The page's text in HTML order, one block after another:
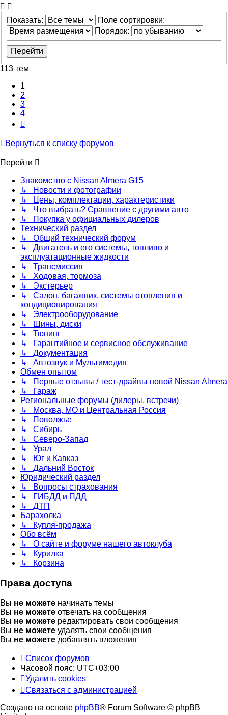
Показать:
Поле сортировки:
Порядок:
113 тем
1
2
3
4
Вернуться к списку форумов
Перейти
Знакомство с Nissan Almera G15
↳ Новости и фотографии
↳ Цены, комплектации, характеристики
↳ Что выбрать? Сравнение с другими авто
↳ Покупка у официальных дилеров
Технический раздел
↳ Общий технический форум
↳ Двигатель и его системы, топливо и
эксплуатационные жидкости
↳ Трансмиссия
↳ Ходовая, тормоза
↳ Экстерьер
↳ Салон, багажник, системы отопления и
кондиционирования
↳ Электрооборудование
↳ Шины, диски
↳ Тюнинг
↳ Гарантийное и сервисное обслуживание
↳ Документация
↳ Автозвук и Мультимедия
Обмен опытом
↳ Первые отзывы / тест-драйвы новой Nissan Almera
↳ Гараж
Региональные форумы (дилеры, встречи)
↳ Москва, МО и Центральная Россия
↳ Поволжье
↳ Сибирь
↳ Северо-Запад
↳ Урал
↳ Юг и Кавказ
↳ Дальний Восток
Юридический раздел
↳ Вопросы страхования
↳ ГИБДД и ПДД
↳ ДТП
Барахолка
↳ Купля-продажа
Обо всём
↳ О сайте и форуме нашего автоклуба
↳ Курилка
↳ Корзина
Права доступа
Вы не можете начинать темы
Вы не можете отвечать на сообщения
Вы не можете редактировать свои сообщения
Вы не можете удалять свои сообщения
Вы не можете добавлять вложения
Список форумов
Часовой пояс: UTC+03:00
Удалить cookies
Связаться с администрацией
Создано на основе phpBB® Forum Software © phpBB